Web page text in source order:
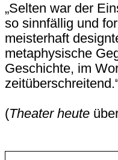
„Selten war der
so sinnfällig und
meisterhaft
metaphysische
Geschichte, im
(Theater heute